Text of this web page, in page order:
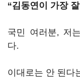
“김동연이 가장
국민 여러분, 저
다.
이대로는 안 된다